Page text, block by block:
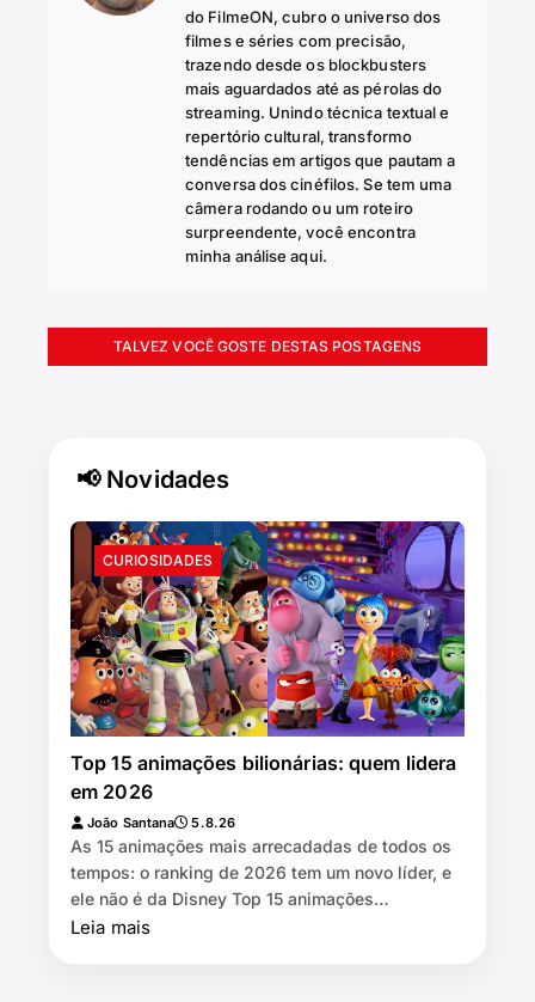
do FilmeON, cubro o universo dos
filmes e séries com precisão,
trazendo desde os blockbusters
mais aguardados até as pérolas do
streaming. Unindo técnica textual e
repertório cultural, transformo
tendências em artigos que pautam a
conversa dos cinéfilos. Se tem uma
câmera rodando ou um roteiro
surpreendente, você encontra
minha análise aqui.
TALVEZ VOCÊ GOSTE DESTAS POSTAGENS
📢 Novidades
CURIOSIDADES
Top 15 animações bilionárias: quem lidera
em 2026
João Santana 5.8.26
As 15 animações mais arrecadadas de todos os
tempos: o ranking de 2026 tem um novo líder, e
ele não é da Disney Top 15 animações
Leia mais